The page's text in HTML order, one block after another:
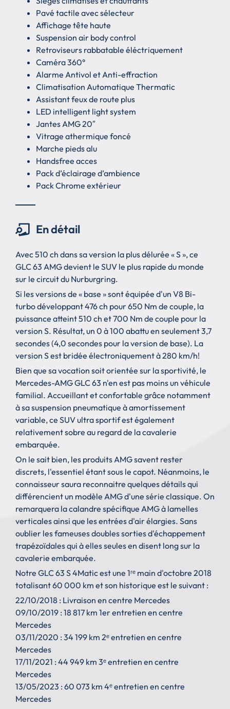
Pavé tactile avec sélecteur
Affichage tête haute
Suspension air body control
Retroviseurs rabbatable éléctriquement
Caméra 360°
Alarme Antivol et Anti-effraction
Climatisation Automatique Thermatic
Assistant feux de route plus
LED intelligent light system
Jantes AMG 20″
Vitrage athermique foncé
Marche pieds alu
Handsfree acces
Pack d’éclairage d’ambience
Pack Chrome extérieur
En détail
Avec 510 ch dans sa version la plus délurée « S », ce
GLC 63 AMG devient le SUV le plus rapide du monde
sur le circuit du Nurburgring.
Si les versions de « base » sont équipée d'un V8 Bi-
turbo développant 476 ch pour 650 Nm de couple, la
puissance atteint 510 ch et 700 Nm de couple pour la
version S. Résultat, un 0 à 100 abattu en seulement 3,7
secondes (4,0 secondes pour la version de base). La
version S est bridée électroniquement à 280 km/h!
Bien que sa vocation soit orientée sur la sportivité, le
Mercedes-AMG GLC 63 n'en est pas moins un véhicule
familial. Accueillant et confortable grâce notamment
à sa suspension pneumatique à amortissement
variable, ce SUV ultra sportif est également
relativement sobre au regard de la cavalerie
embarquée.
On le sait bien, les produits AMG savent rester
discrets, l'essentiel étant sous le capot. Néanmoins, le
connaisseur saura reconnaitre quelques détails qui
différencient un modèle AMG d'une série classique. On
remarquera la calandre spécifique AMG à lamelles
verticales ainsi que les entrées d'air élargies. Sans
oublier les fameuses doubles sorties d'échappement
trapézoïdales qui à elles seules en disent long sur la
cavalerie embarquée.
Notre GLC 63 S 4Matic est une 1ʳᵉ main d'octobre 2018
totalisant 60 000 km et son historique est le suivant :
22/10/2018 : Livraison en centre Mercedes
09/10/2019 : 18 817 km 1er entretien en centre
Mercedes
03/11/2020 : 34 199 km 2ᵉ entretien en centre
Mercedes
17/11/2021 : 44 949 km 3ᵉ entretien en centre
Mercedes
13/05/2023 : 60 073 km 4ᵉ entretien en centre
Mercedes